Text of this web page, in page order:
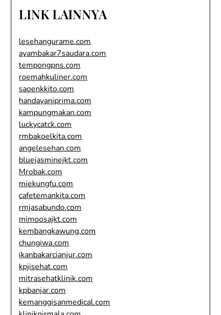
LINK LAINNYA
lesehangurame.com
ayambakar7saudara.com
tempongpns.com
roemahkuliner.com
saoenkkito.com
handayaniprima.com
kampungmakan.com
luckycatck.com
rmbakoelkita.com
angelesehan.com
bluejasminejkt.com
Mrobak.com
miekungfu.com
cafetemankita.com
rmjasabundo.com
mimoosajkt.com
kembangkawung.com
chungiwa.com
ikanbakarcianjur.com
kpjisehat.com
mitrasehatklinik.com
kpbanjar.com
kemanggisanmedical.com